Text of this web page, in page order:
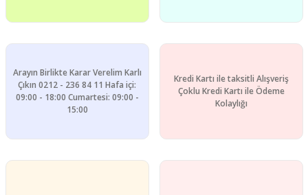
Arayın Birlikte Karar Verelim Karlı
Çıkın 0212 - 236 84 11 Hafa içi:
09:00 - 18:00 Cumartesi: 09:00 -
15:00
Kredi Kartı ile taksitli Alışveriş
Çoklu Kredi Kartı ile Ödeme
Kolaylığı